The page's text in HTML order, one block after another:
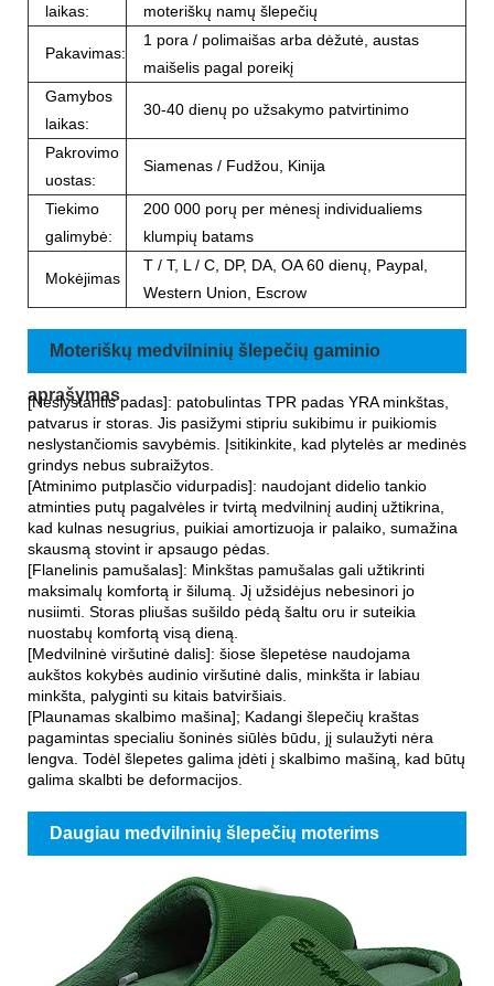
laikas:
moteriškų namų šlepečių
Pakavimas:
1 pora / polimaišas arba dėžutė, austas
maišelis pagal poreikį
Gamybos
laikas:
30-40 dienų po užsakymo patvirtinimo
Pakrovimo
uostas:
Siamenas / Fudžou, Kinija
Tiekimo
galimybė:
200 000 porų per mėnesį individualiems
klumpių batams
Mokėjimas
T / T, L / C, DP, DA, OA 60 dienų, Paypal,
Western Union, Escrow
Moteriškų medvilninių šlepečių gaminio
aprašymas
[Neslystantis padas]: patobulintas TPR padas YRA minkštas,
patvarus ir storas. Jis pasižymi stipriu sukibimu ir puikiomis
neslystančiomis savybėmis. Įsitikinkite, kad plytelės ar medinės
grindys nebus subraižytos.
[Atminimo putplasčio vidurpadis]: naudojant didelio tankio
atminties putų pagalvėles ir tvirtą medvilninį audinį užtikrina,
kad kulnas nesugrius, puikiai amortizuoja ir palaiko, sumažina
skausmą stovint ir apsaugo pėdas.
[Flanelinis pamušalas]: Minkštas pamušalas gali užtikrinti
maksimalų komfortą ir šilumą. Jį užsidėjus nebesinori jo
nusiimti. Storas pliušas sušildo pėdą šaltu oru ir suteikia
nuostabų komfortą visą dieną.
[Medvilninė viršutinė dalis]: šiose šlepetėse naudojama
aukštos kokybės audinio viršutinė dalis, minkšta ir labiau
minkšta, palyginti su kitais batviršiais.
[Plaunamas skalbimo mašina]; Kadangi šlepečių kraštas
pagamintas specialiu šoninės siūlės būdu, jį sulaužyti nėra
lengva. Todėl šlepetes galima įdėti į skalbimo mašiną, kad būtų
galima skalbti be deformacijos.
Daugiau medvilninių šlepečių moterims